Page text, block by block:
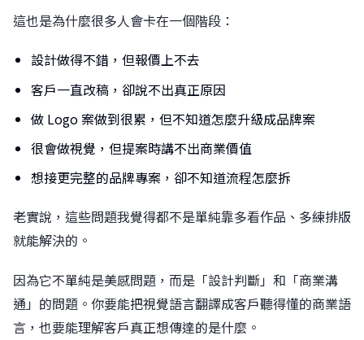
這也是為什麼很多人會卡在一個階段：
設計做得不錯，但報價上不去
客戶一直改稿，卻說不出真正原因
做 Logo 案做到很累，但不知道怎麼升級成品牌案
很會做視覺，但提案時講不出商業價值
想接更完整的品牌專案，卻不知道流程怎麼拆
老實說，這些問題我覺得都不是單純靠多看作品、多練排版
就能解決的。
因為它不單純是美感問題，而是「設計判斷」和「商業溝
通」的問題。你要能把視覺語言翻譯成客戶聽得懂的商業語
言，也要能理解客戶真正想傳達的是什麼。